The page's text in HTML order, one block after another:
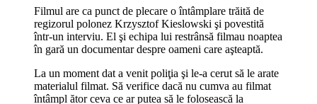
Filmul are ca punct de plecare o întâmplare trăită de
regizorul polonez Krzysztof Kieslowski şi povestită
într-un interviu. El şi echipa lui restrânsă filmau noaptea
în gară un documentar despre oameni care aşteaptă.
La un moment dat a venit poliţia şi le-a cerut să le arate
materialul filmat. Să verifice dacă nu cumva au filmat
întâmpl ător ceva ce ar putea să le folosească la